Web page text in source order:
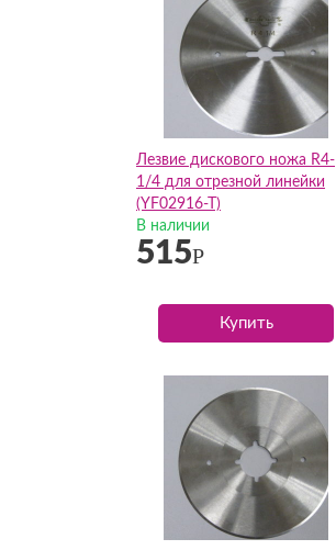
Лезвие дискового ножа R4-
1/4 для отрезной линейки
(YF02916-T)
В наличии
515Р
Купить